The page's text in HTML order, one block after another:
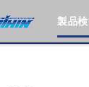
製品